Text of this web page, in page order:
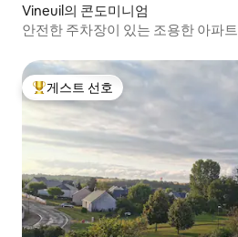
Vineuil의 콘도미니엄
안전한 주차장이 있는 조용한 아파트
상위 게스트 선호
게스트 선호